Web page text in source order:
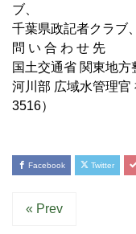
ブ、
千葉県政記者クラブ
問 い 合 わ せ 先
国土交通省 関東地
河川部 広域水管理官
3516）
Facebook Twitter
« Prev